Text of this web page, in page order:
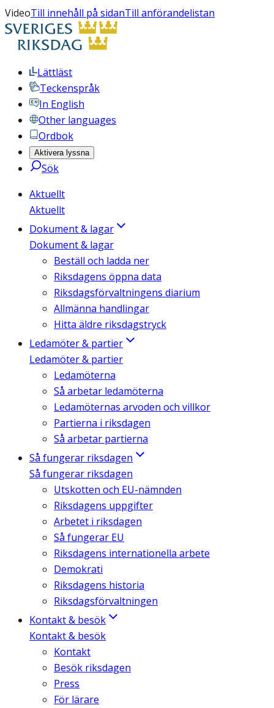
VideoTill innehåll på sidanTill anförandelistan
Lättläst
Teckenspråk
In English
Other languages
Ordbok
Aktivera lyssna
Sök
Aktuellt
Aktuellt
Dokument & lagar
Dokument & lagar
Beställ och ladda ner
Riksdagens öppna data
Riksdagsförvaltningens diarium
Allmänna handlingar
Hitta äldre riksdagstryck
Ledamöter & partier
Ledamöter & partier
Ledamöterna
Så arbetar ledamöterna
Ledamöternas arvoden och villkor
Partierna i riksdagen
Så arbetar partierna
Så fungerar riksdagen
Så fungerar riksdagen
Utskotten och EU-nämnden
Riksdagens uppgifter
Arbetet i riksdagen
Så fungerar EU
Riksdagens internationella arbete
Demokrati
Riksdagens historia
Riksdagsförvaltningen
Kontakt & besök
Kontakt & besök
Kontakt
Besök riksdagen
Press
För lärare